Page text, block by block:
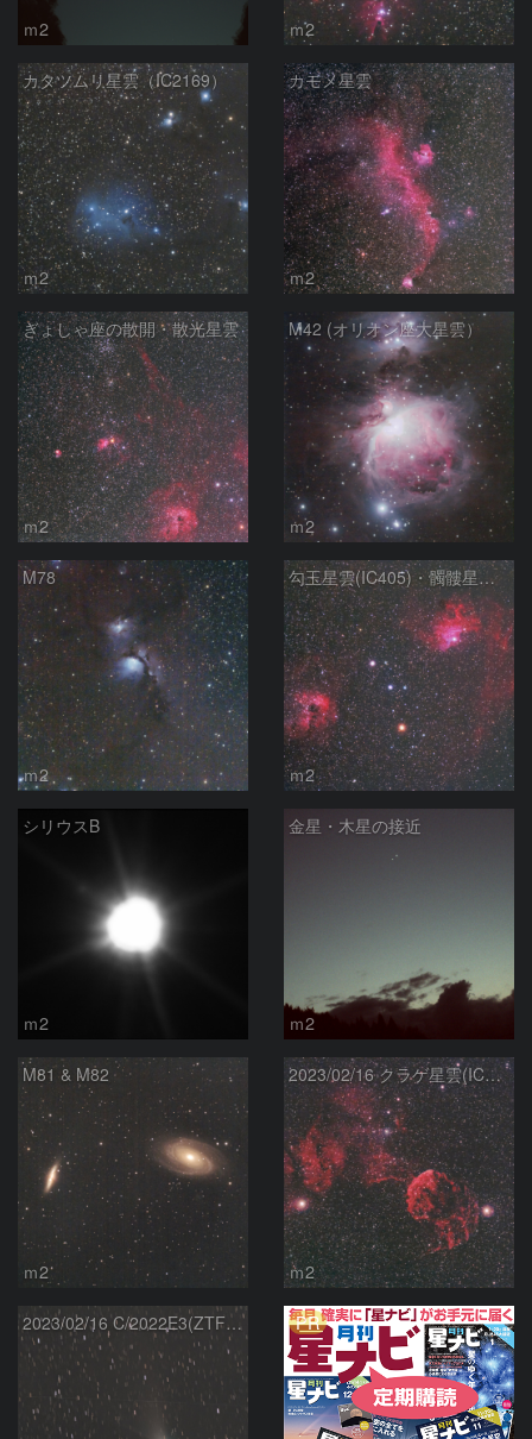
ｍ2 ｍ2
カタツムリ星雲（IC2169）
ｍ2
カモメ星雲
ｍ2
ぎょしゃ座の散開・散光星雲
ｍ2
M42 (オリオン座大星雲）
ｍ2
M78
ｍ2
勾玉星雲(IC405)・髑髏星雲（IC410）
ｍ2
シリウスB
ｍ2
金星・木星の接近
ｍ2
M81 & M82
ｍ2
2023/02/16 クラゲ星雲(IC443, 444)
ｍ2
2023/02/16 C/2022E3(ZTF)彗星 PR